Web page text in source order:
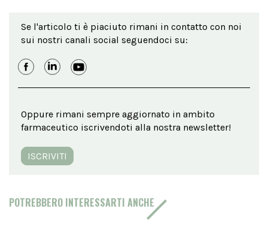
Se l'articolo ti è piaciuto rimani in contatto con noi
sui nostri canali social seguendoci su:
Oppure rimani sempre aggiornato in ambito
farmaceutico iscrivendoti alla nostra newsletter!
ISCRIVITI
POTREBBERO INTERESSARTI ANCHE